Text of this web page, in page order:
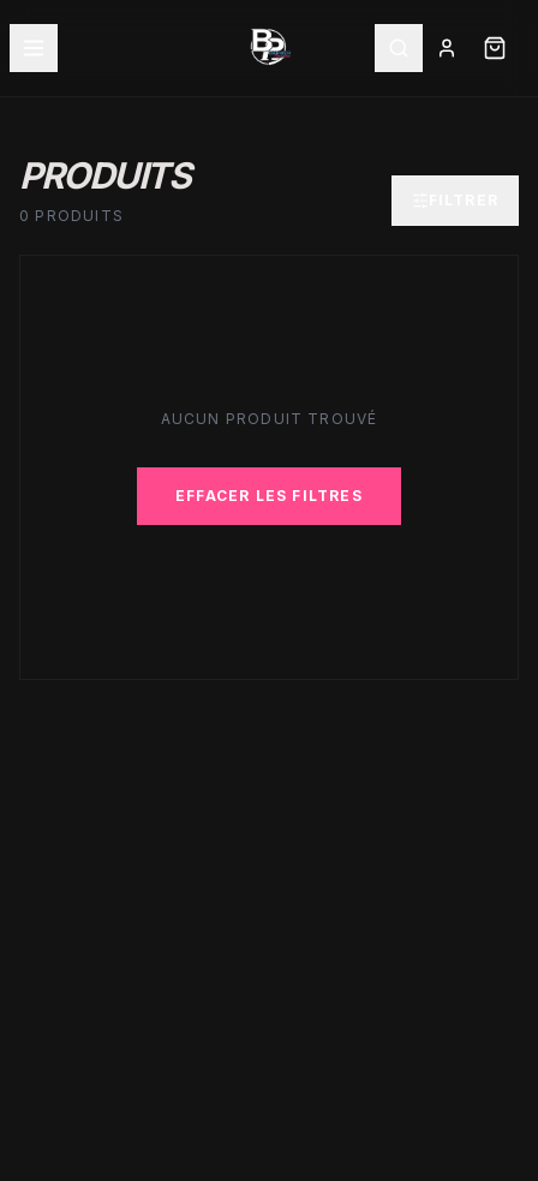
PRODUITS
0 PRODUITS
AUCUN PRODUIT TROUVÉ
EFFACER LES FILTRES